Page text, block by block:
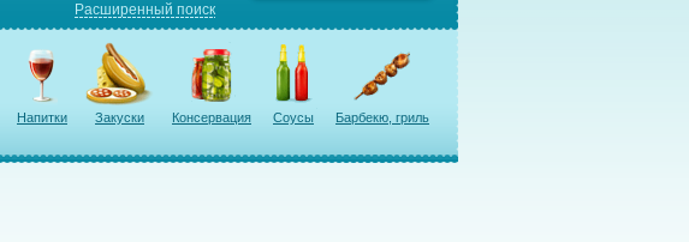
Расширенный поиск
Напитки Закуски Консервация Соусы Барбекю, гриль